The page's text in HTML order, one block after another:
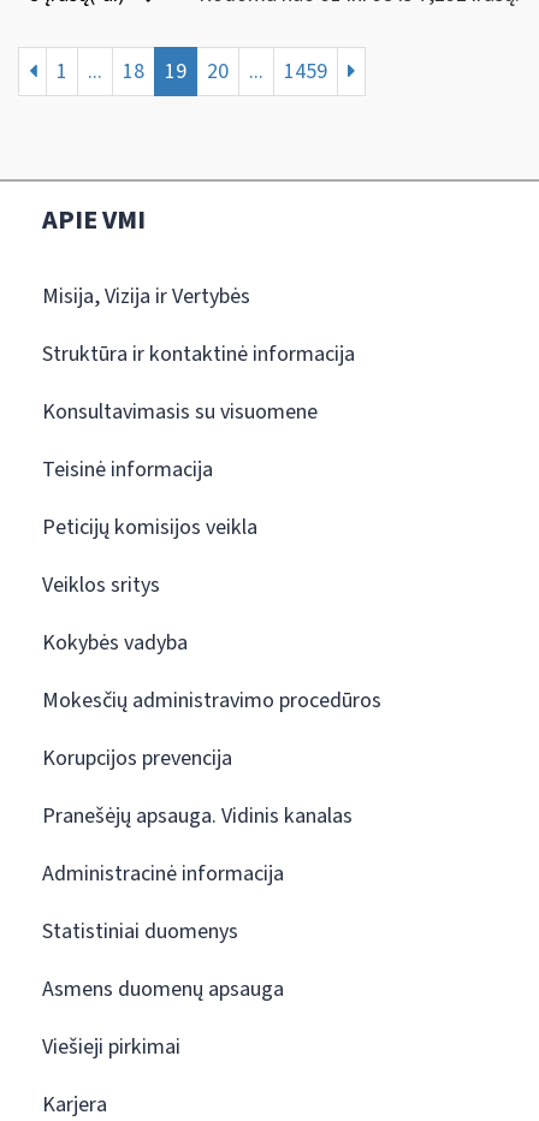
1 ... 18 19 20 ... 1459
APIE VMI
Misija, Vizija ir Vertybės
Struktūra ir kontaktinė informacija
Konsultavimasis su visuomene
Teisinė informacija
Peticijų komisijos veikla
Veiklos sritys
Kokybės vadyba
Mokesčių administravimo procedūros
Korupcijos prevencija
Pranešėjų apsauga. Vidinis kanalas
Administracinė informacija
Statistiniai duomenys
Asmens duomenų apsauga
Viešieji pirkimai
Karjera